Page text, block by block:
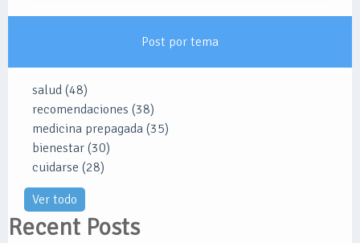
Post por tema
salud (48)
recomendaciones (38)
medicina prepagada (35)
bienestar (30)
cuidarse (28)
Ver todo
Recent Posts